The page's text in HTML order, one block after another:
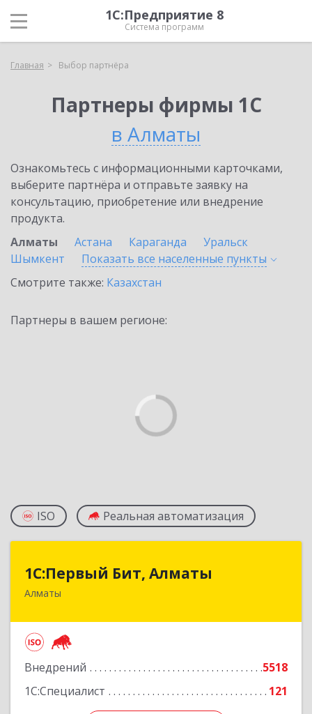
1С:Предприятие 8
Система программ
Главная Выбор партнёра
Партнеры фирмы 1С
в Алматы
Ознакомьтесь с информационными карточками,
выберите партнёра и отправьте заявку на
консультацию, приобретение или внедрение
продукта.
Алматы
Астана Караганда
Уральск
Шымкент
Показать все населенные пункты
Смотрите также: Казахстан
Партнеры в вашем регионе:
ISO Реальная автоматизация
1С:Первый Бит, Алматы
Алматы
Внедрений
5518
1С:Специалист
121
1С:Первый Бит, Алматы
050046, Казахстан, Алматы,ул. Сатпаева, д. 90/1,